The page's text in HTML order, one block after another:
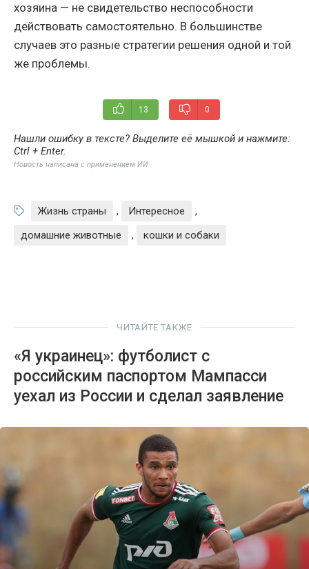
хозяина — не свидетельство неспособности
действовать самостоятельно. В большинстве
случаев это разные стратегии решения одной и той
же проблемы.
13 0
Нашли ошибку в тексте? Выделите её мышкой и нажмите:
Ctrl + Enter.
Новость написана с применением ИИ
Жизнь страны , Интересное
,
домашние животные
, кошки и собаки
ЧИТАЙТЕ ТАКЖЕ
«Я украинец»: футболист с
российским паспортом Мампасси
уехал из России и сделал заявление